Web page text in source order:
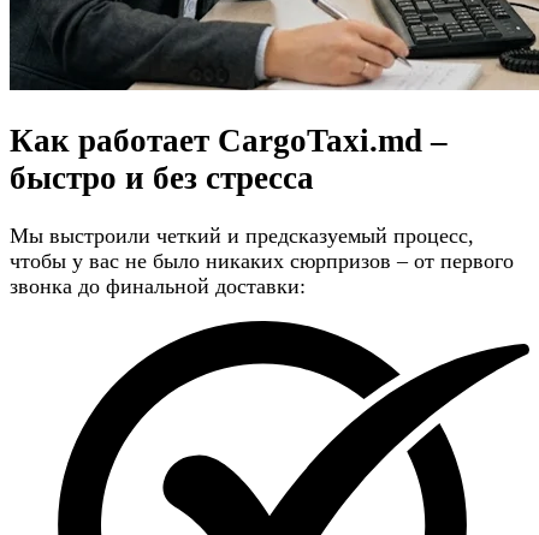
Как работает CargoTaxi.md –
быстро и без стресса
Мы выстроили четкий и предсказуемый процесс,
чтобы у вас не было никаких сюрпризов – от первого
звонка до финальной доставки: